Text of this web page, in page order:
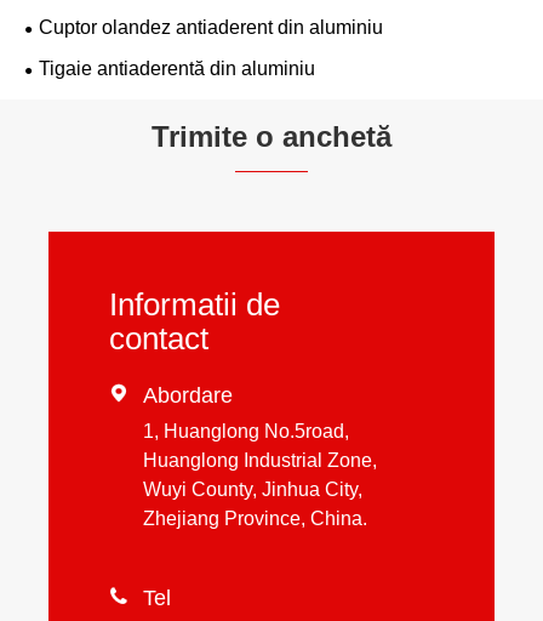
Cuptor olandez antiaderent din aluminiu
Tigaie antiaderentă din aluminiu
Trimite o anchetă
Informatii de
contact
 Abordare
1, Huanglong No.5road,
Huanglong Industrial Zone,
Wuyi County, Jinhua City,
Zhejiang Province, China.
 Tel